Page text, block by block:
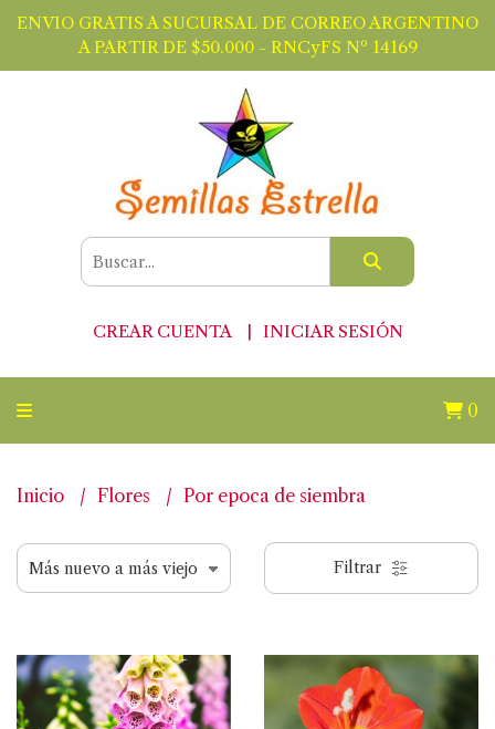
ENVIO GRATIS A SUCURSAL DE CORREO ARGENTINO
A PARTIR DE $50.000 - RNCyFS Nº 14169
CREAR CUENTA INICIAR SESIÓN
0
Inicio Flores Por epoca de siembra
Filtrar